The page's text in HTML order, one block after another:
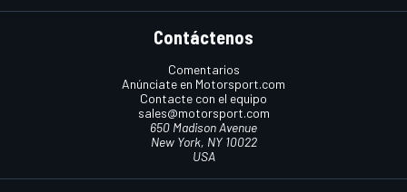
Contáctenos
Comentarios
Anúnciate en Motorsport.com
Contacte con el equipo
sales@motorsport.com
650 Madison Avenue
New York, NY 10022
USA